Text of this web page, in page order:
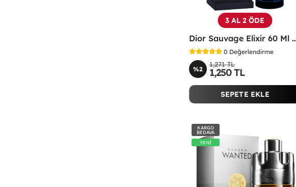
3 AL 2 ÖDE
Dior Sauvage Elixir
0 Değerlendirme
%2
1,271 TL
1,250 TL
SEPETE EKLE
KARGO
BEDAVA
YENİ